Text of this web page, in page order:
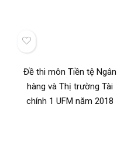
Đề thi môn Tiền tệ Ngân
hàng và Thị trường Tài
chính 1 UFM năm 2018